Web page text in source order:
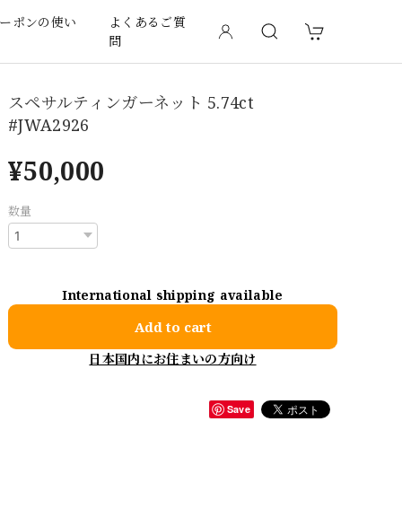
ポンの使い
よくあるご質
問
スペサルティンガーネット 5.74ct
#JWA2926
¥50,000
数量
International shipping available
Add to cart
日本国内にお住まいの方向け
Save